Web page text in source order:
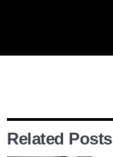
Related Posts